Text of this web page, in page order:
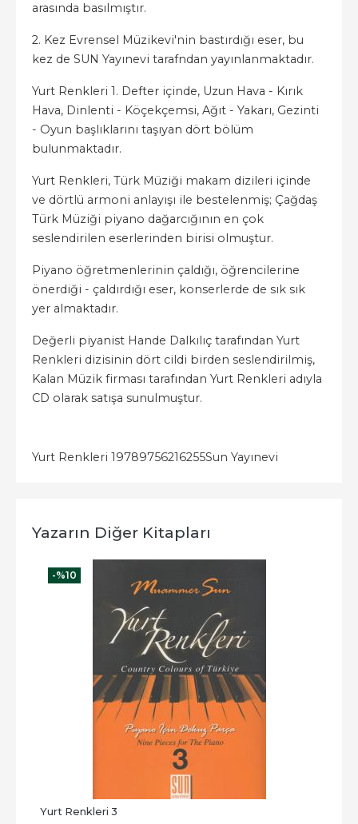
arasında basılmıştır.
2. Kez Evrensel Müzikevi'nin bastırdığı eser, bu
kez de SUN Yayınevi tarafndan yayınlanmaktadır.
Yurt Renkleri 1. Defter içinde, Uzun Hava - Kırık
Hava, Dinlenti - Köçekçemsi, Ağıt - Yakarı, Gezinti
- Oyun başlıklarını taşıyan dört bölüm
bulunmaktadır.
Yurt Renkleri, Türk Müziği makam dizileri içinde
ve dörtlü armoni anlayışı ile bestelenmiş; Çağdaş
Türk Müziği piyano dağarcığının en çok
seslendirilen eserlerinden birisi olmuştur.
Piyano öğretmenlerinin çaldığı, öğrencilerine
önerdiği - çaldırdığı eser, konserlerde de sık sık
yer almaktadır.
Değerli piyanist Hande Dalkılıç tarafından Yurt
Renkleri dizisinin dört cildi birden seslendirilmiş,
Kalan Müzik firması tarafından Yurt Renkleri adıyla
CD olarak satışa sunulmuştur.
Yurt Renkleri 1 9789756216255Sun Yayınevi
Yazarın Diğer Kitapları
-%10
Yurt Renkleri 3